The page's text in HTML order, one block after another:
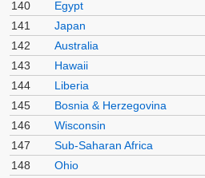
140
Egypt
141
Japan
142
Australia
143
Hawaii
144
Liberia
145
Bosnia & Herzegovina
146
Wisconsin
147
Sub-Saharan Africa
148
Ohio